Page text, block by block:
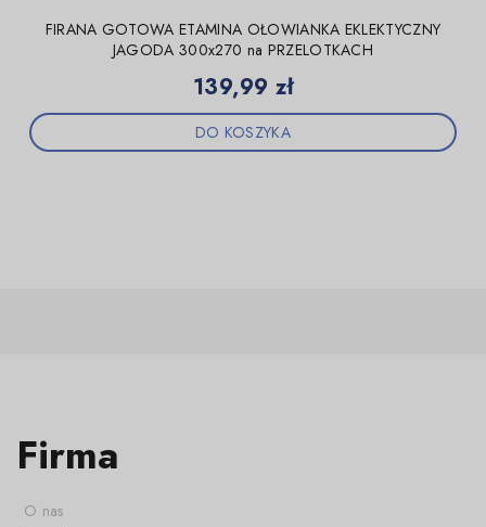
FIRANA GOTOWA ETAMINA OŁOWIANKA EKLEKTYCZNY
JAGODA 300x270 na PRZELOTKACH
Cena
139,99 zł
DO KOSZYKA
Firma
O nas